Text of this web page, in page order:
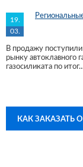
19.
03.
В продажу
рынку автоклавного
газосиликата по
КАК ЗАКАЗАТЬ